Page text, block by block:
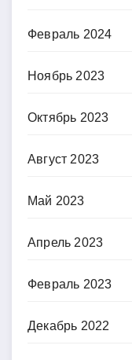
Февраль 2024
Ноябрь 2023
Октябрь 2023
Август 2023
Май 2023
Апрель 2023
Февраль 2023
Декабрь 2022